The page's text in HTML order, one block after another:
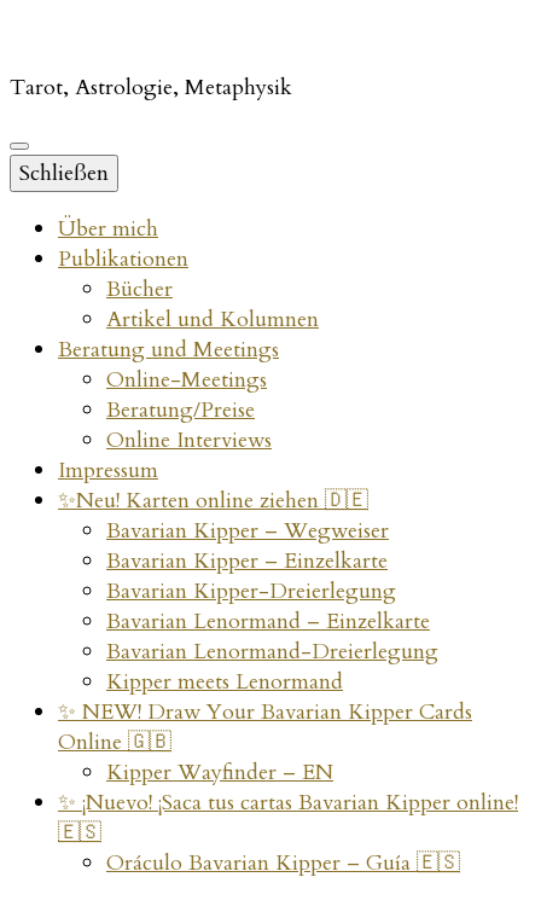
Tarot, Astrologie, Metaphysik
Schließen
Über mich
Publikationen
Bücher
Artikel und Kolumnen
Beratung und Meetings
Online-Meetings
Beratung/Preise
Online Interviews
Impressum
✨Neu! Karten online ziehen 🇩🇪
Bavarian Kipper – Wegweiser
Bavarian Kipper – Einzelkarte
Bavarian Kipper-Dreierlegung
Bavarian Lenormand – Einzelkarte
Bavarian Lenormand-Dreierlegung
Kipper meets Lenormand
✨ NEW! Draw Your Bavarian Kipper Cards
Online 🇬🇧
Kipper Wayfinder – EN
✨ ¡Nuevo! ¡Saca tus cartas Bavarian Kipper online!
🇪🇸
Oráculo Bavarian Kipper – Guía 🇪🇸